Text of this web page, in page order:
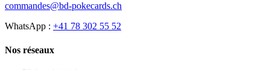
commandes@bd-pokecards.ch
WhatsApp : +41 78 302 55 52
Nos réseaux